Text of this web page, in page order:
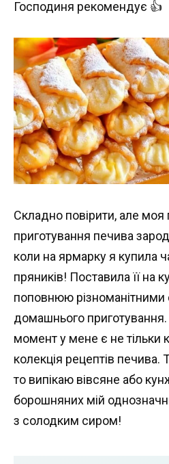
Господиня рекомендує 👍
Складно повірити, але моя
приготування печива
коли на ярмарку я купила
пряників! Поставила її на
поповнюю
домашнього
момент у мене є не тільки
колекція рецептів печива.
то випікаю вівсяне або
борошняних мій
з солодким сиром!